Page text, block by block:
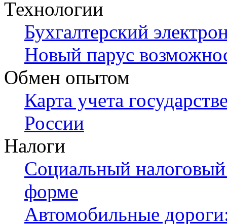
Технологии
Бухгалтерский
Новый парус
Обмен опытом
Карта учета
России
Налоги
Социальный
форме
Автомобильные